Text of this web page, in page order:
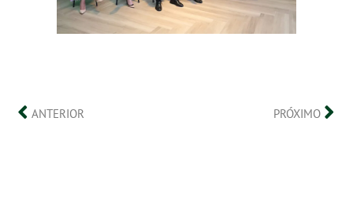
ANTERIOR PRÓXIMO